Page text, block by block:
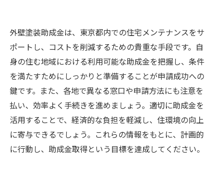
外壁塗装助成金は、東京都内での住宅メンテナンスをサ
ポートし、コストを削減するための貴重な手段です。自
身の住む地域における利用可能な助成金を把握し、条件
を満たすためにしっかりと準備することが申請成功への
鍵です。また、各地で異なる窓口や申請方法にも注意を
払い、効率よく手続きを進めましょう。適切に助成金を
活用することで、経済的な負担を軽減し、住環境の向上
に寄与できるでしょう。これらの情報をもとに、計画的
に行動し、助成金取得という目標を達成してください。